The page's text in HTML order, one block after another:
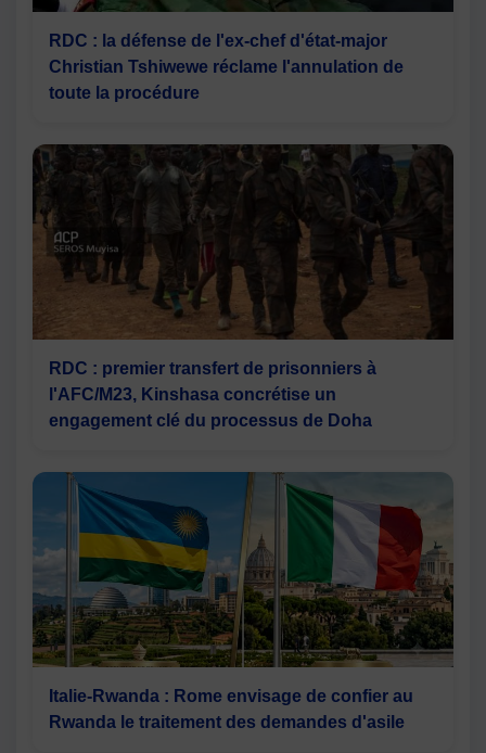
RDC : la défense de l'ex-chef d'état-major
Christian Tshiwewe réclame l'annulation de
toute la procédure
RDC : premier transfert de prisonniers à
l'AFC/M23, Kinshasa concrétise un
engagement clé du processus de Doha
Italie-Rwanda : Rome envisage de confier au
Rwanda le traitement des demandes d'asile